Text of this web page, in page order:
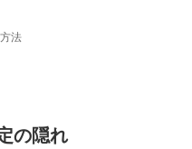
法
の隠れ